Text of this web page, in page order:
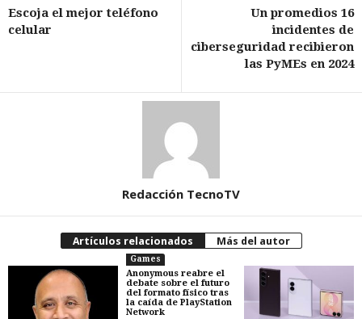
Escoja el mejor teléfono
celular
Un promedios 16
incidentes de
ciberseguridad recibieron
las PyMEs en 2024
Redacción TecnoTV
Artículos relacionados Más del autor
Games
Anonymous reabre el
debate sobre el futuro
del formato físico tras
la caída de PlayStation
Network